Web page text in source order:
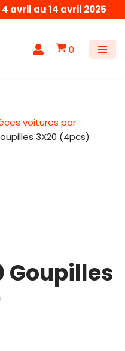
avril au 14 avril 2025
0
voitures par
3X20 (4pcs)
Goupilles